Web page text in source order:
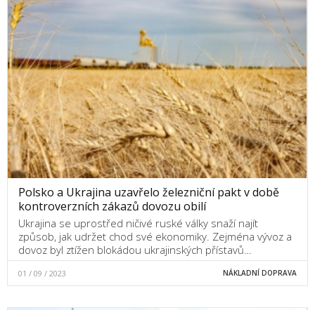
Polsko a Ukrajina uzavřelo železniční pakt v době
kontroverzních zákazů dovozu obilí
Ukrajina se uprostřed ničivé ruské války snaží najít
způsob, jak udržet chod své ekonomiky. Zejména vývoz a
dovoz byl ztížen blokádou ukrajinských přístavů…
01 / 09 / 2023 NÁKLADNÍ DOPRAVA